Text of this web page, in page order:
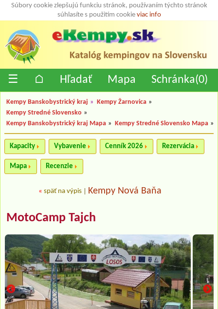
Súbory cookie zlepšujú funkciu stránok, používaním týchto stránok
súhlasíte s použitím cookie viac info
☰ ⌂ Hľadať Mapa Schránka(0)
Kempy Banskobystrický kraj » Kempy Žarnovica »
Kempy Stredné Slovensko »
Kempy Banskobystrický kraj Mapa » Kempy Stredné Slovensko Mapa »
Kapacity Vybavenie Cenník 2026 Rezervácia
Mapa Recenzie
« späť na výpis Kempy Nová Baňa
MotoCamp Tajch